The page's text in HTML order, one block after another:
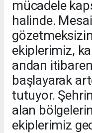
mücadele
halinde.
ekiplerimiz, kar
andan
başlayarak
tutuyor.
alan
ekiplerimiz